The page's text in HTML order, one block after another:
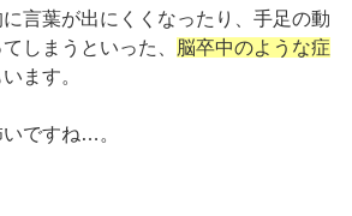
言葉が出にくくなったり、手足の動
しまうといった、
脳卒中のような症
います。
ですね…。